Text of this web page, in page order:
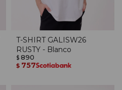
T-SHIRT GALISW26
RUSTY - Blanco
$ 890
$ 757